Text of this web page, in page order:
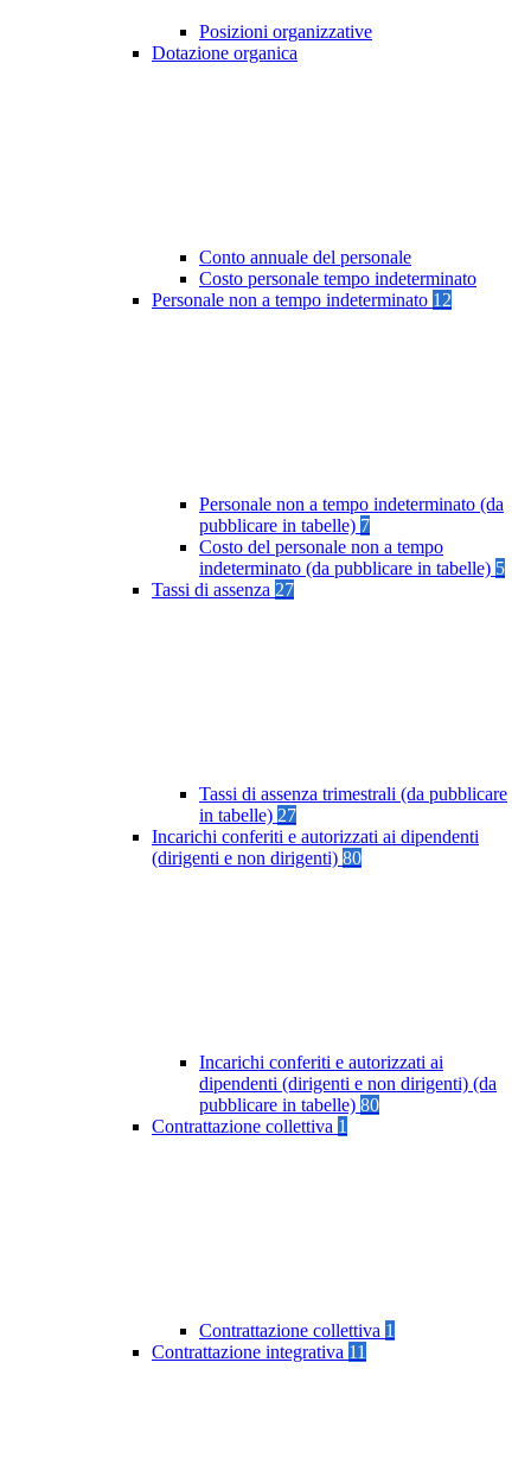
Posizioni organizzative
Dotazione organica
Conto annuale del personale
Costo personale tempo indeterminato
Personale non a tempo indeterminato 12
Personale non a tempo indeterminato (da
pubblicare in tabelle) 7
Costo del personale non a tempo
indeterminato (da pubblicare in tabelle) 5
Tassi di assenza 27
Tassi di assenza trimestrali (da pubblicare
in tabelle) 27
Incarichi conferiti e autorizzati ai dipendenti
(dirigenti e non dirigenti) 80
Incarichi conferiti e autorizzati ai
dipendenti (dirigenti e non dirigenti) (da
pubblicare in tabelle) 80
Contrattazione collettiva 1
Contrattazione collettiva 1
Contrattazione integrativa 11